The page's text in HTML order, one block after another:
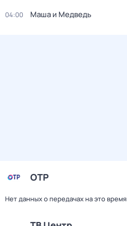
04:00 Маша и Медведь
ОТР
Нет данных о передачах на это время